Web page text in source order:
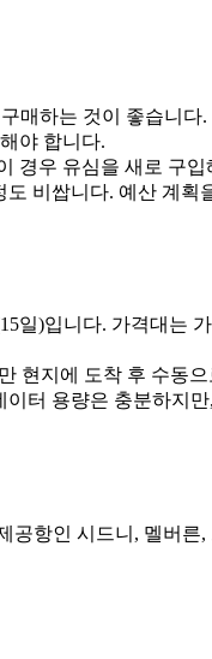
매하는 것이 좋습니
야 합니다.
경우 유심을 새로 구입
비쌉니다. 예산 계획
일)입니다. 가격대
현지에 도착 후 수동
이터 용량은 충분하지
항인 시드니, 멜버